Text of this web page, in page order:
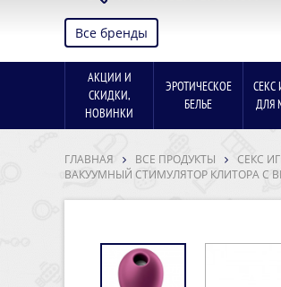
Все бренды
АКЦИИ И
СКИДКИ,
НОВИНКИ
ЭРОТИЧЕСКОЕ
БЕЛЬЕ
СЕКС
ДЛЯ
ГЛАВНАЯ ВСЕ ПРОДУКТЫ СЕКС
ВАКУУМНЫЙ СТИМУЛЯТОР КЛИТОРА С